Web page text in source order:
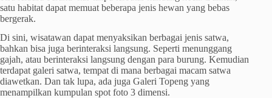
satu habitat dapat memuat beberapa jenis hewan yang bebas
bergerak.
Di sini, wisatawan dapat menyaksikan berbagai jenis satwa,
bahkan bisa juga berinteraksi langsung. Seperti menunggang
gajah, atau berinteraksi langsung dengan para burung. Kemudian
terdapat galeri satwa, tempat di mana berbagai macam satwa
diawetkan. Dan tak lupa, ada juga Galeri Topeng yang
menampilkan kumpulan spot foto 3 dimensi.